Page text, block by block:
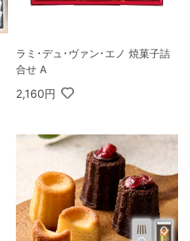
ラミ･デュ･ヴァン･エノ 焼菓子詰
合せ A
2,160円